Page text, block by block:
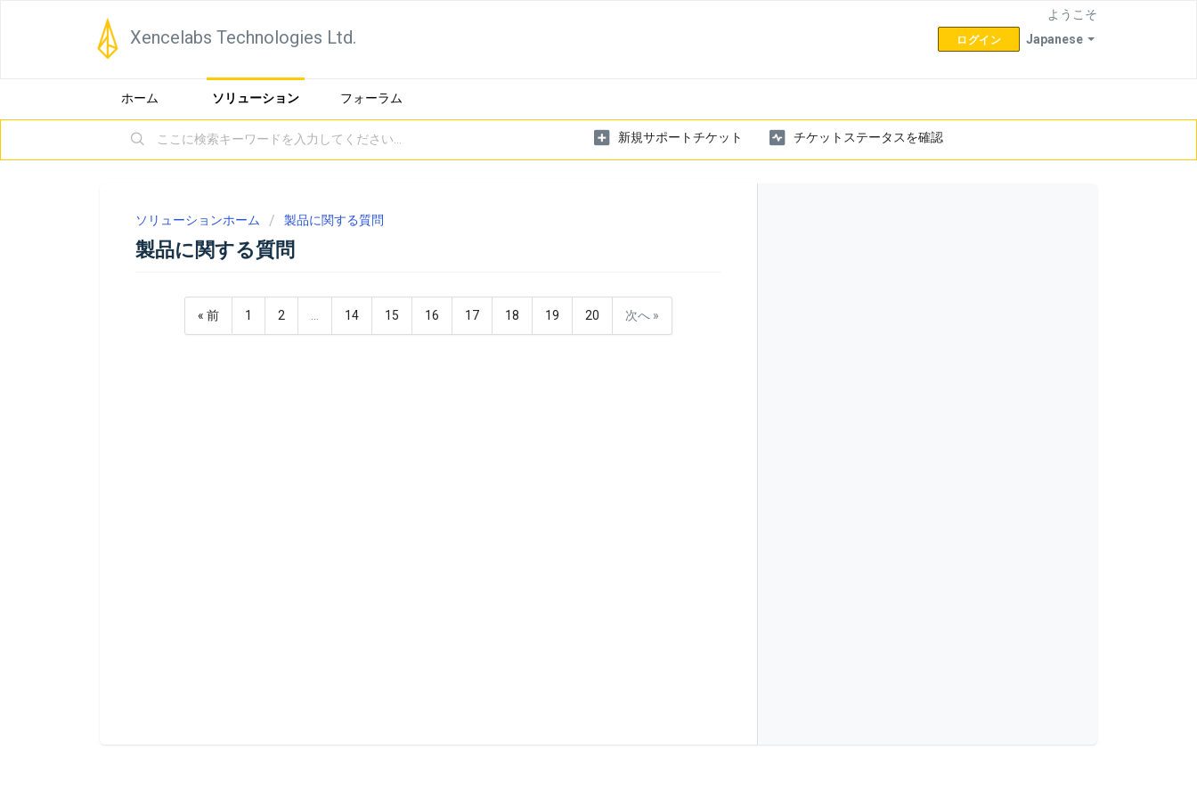
Xencelabs Technologies Ltd. Japanese
ようこそ
ログイン
ホーム ソリューション フォーラム
新規サポートチケット チケットステータスを確認
ソリューションホーム 製品に関する質問
製品に関する質問
« 前 1 2 14 15 16 17 18 19 20 次へ »